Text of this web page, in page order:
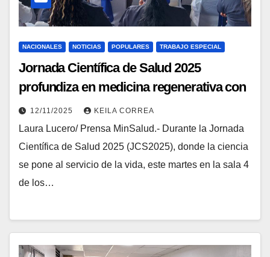
NACIONALES NOTICIAS POPULARES TRABAJO ESPECIAL
Jornada Científica de Salud 2025
profundiza en medicina regenerativa con
células madre
12/11/2025 KEILA CORREA
Laura Lucero/ Prensa MinSalud.- Durante la Jornada
Científica de Salud 2025 (JCS2025), donde la ciencia
se pone al servicio de la vida, este martes en la sala 4
de los…